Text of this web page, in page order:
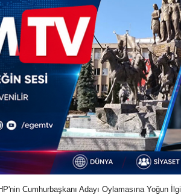
Cumhurbaşkanı Adayı Oylamasına Yoğun İlgi